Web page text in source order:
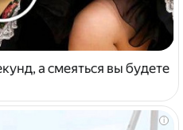
а смеяться вы будете
i